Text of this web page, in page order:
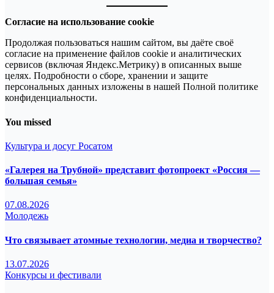
Согласие на использование cookie
Продолжая пользоваться нашим сайтом, вы даёте своё
согласие на применение файлов cookie и аналитических
сервисов (включая Яндекс.Метрику) в описанных выше
целях. Подробности о сборе, хранении и защите
персональных данных изложены в нашей Полной политике
конфиденциальности.
You missed
Культура и досуг Росатом
«Галерея на Трубной» представит фотопроект «Россия —
большая семья»
07.08.2026
Молодежь
Что связывает атомные технологии, медиа и творчество?
13.07.2026
Конкурсы и фестивали